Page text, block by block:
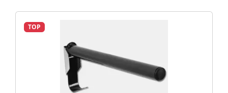
TOP